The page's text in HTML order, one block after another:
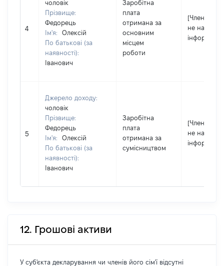
4
чоловік
Прізвище:
Федорець
Ім'я:
Олексій
По батькові (за
наявності):
Іванович
Заробітна
плата
отримана за
основним
місцем
роботи
[Член сім'ї
не надав
5
Джерело доходу:
чоловік
Прізвище:
Федорець
Ім'я:
Олексій
По батькові (за
наявності):
Іванович
Заробітна
плата
отримана за
сумісництвом
[Член сім'ї
не надав
12. Грошові активи
У суб'єкта декларування чи членів його сім'ї відсутні